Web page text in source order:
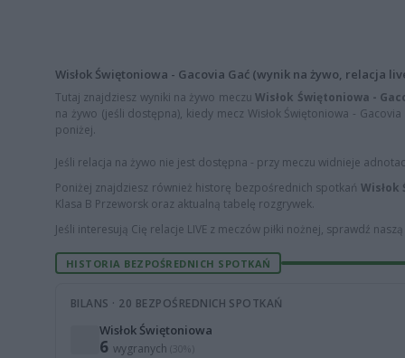
Wisłok Świętoniowa - Gacovia Gać (wynik na żywo, relacja
Tutaj znajdziesz wyniki na żywo meczuWisłok Świętoniowa -
na żywo (jeśli dostępna), kiedy mecz Wisłok Świętoniowa -
poniżej.
Jeśli relacja na żywo nie jest dostępna - przy meczu widnieje
Poniżej znajdziesz również historę bezpośrednich spotkań Wisłok
Klasa B Przeworsk oraz aktualną tabelę rozgrywek.
Jeśli interesują Cię relacje LIVE z meczów piłki nożnej, sprawdź
HISTORIA BEZPOŚREDNICH SPOTKAŃ
BILANS · 20 BEZPOŚREDNICH SPOTKAŃ
Wisłok Świętoniowa
6 wygranych (30%)